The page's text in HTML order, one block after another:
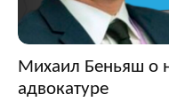
Михаил Беньяш о
адвокатуре